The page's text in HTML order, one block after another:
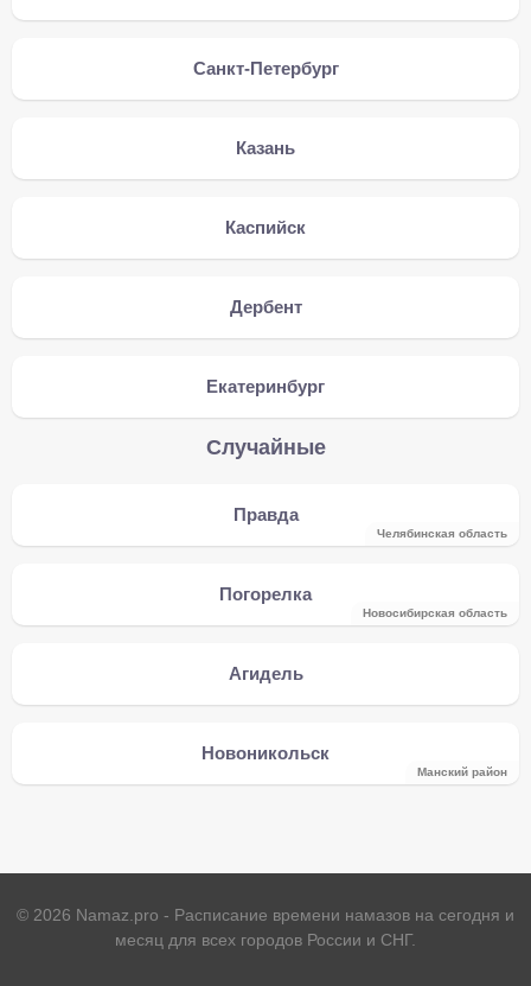
Санкт-Петербург
Казань
Каспийск
Дербент
Екатеринбург
Случайные
Правда
Челябинская область
Погорелка
Новосибирская область
Агидель
Новоникольск
Манский район
© 2026 Namaz.pro - Расписание времени намазов на сегодня и
месяц для всех городов России и СНГ.